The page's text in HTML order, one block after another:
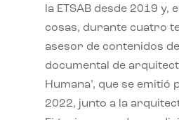
la ETSAB desde 2019 y,
cosas, durante cuatro
asesor de contenidos
documental de
Humana’, que se emitió
2022, junto a la